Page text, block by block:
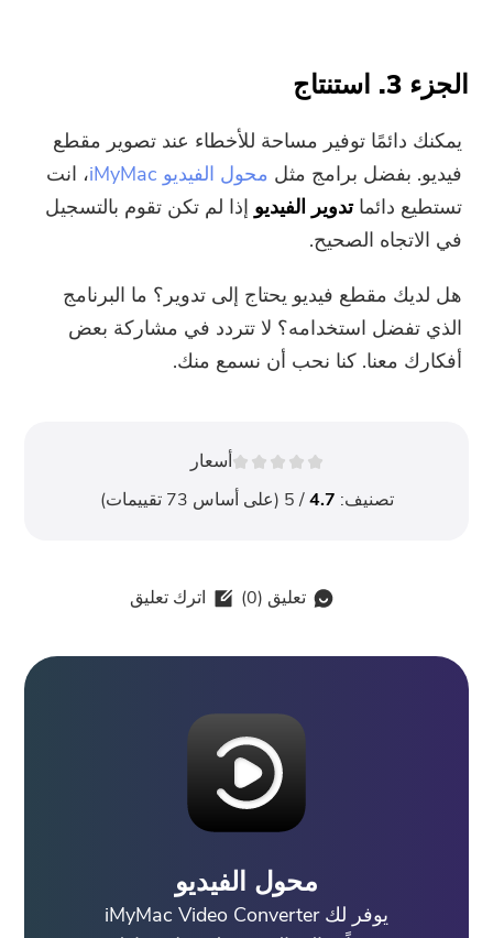
الجزء 3. استنتاج
يمكنك دائمًا توفير مساحة للأخطاء عند تصوير مقطع
فيديو. بفضل برامج مثل محول الفيديو iMyMac
، انت
تستطيع دائماتدوير الفيديو إذا لم تكن تقوم بالتسجيل
في الاتجاه الصحيح.
هل لديك مقطع فيديو يحتاج إلى تدوير؟ ما البرنامج
الذي تفضل استخدامه؟ لا تتردد في مشاركة بعض
أفكارك معنا. كنا نحب أن نسمع منك.
أسعار
تصنيف: 4.7/ 5 (على أساس 73 تقييمات)
تعليق (0
) اترك تعليق
محول الفيديو
يوفر لك iMyMac Video Converter